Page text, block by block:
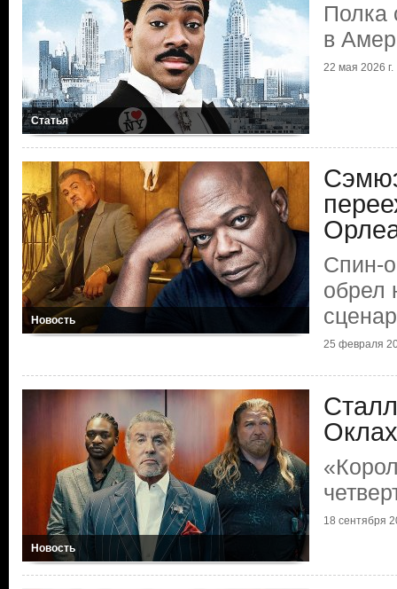
Статья
Полка
в
22 мая 2026 г.
Новость
Спин-
обрел
25 февраля
Новость
18 сентября